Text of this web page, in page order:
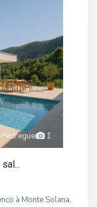
1
à Monte Solana,